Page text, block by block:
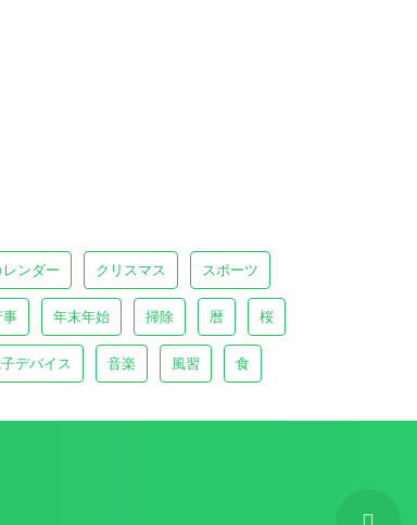
レンダー クリスマス スポーツ
事 年末年始 掃除 暦 桜
デバイス 音楽 風習 食